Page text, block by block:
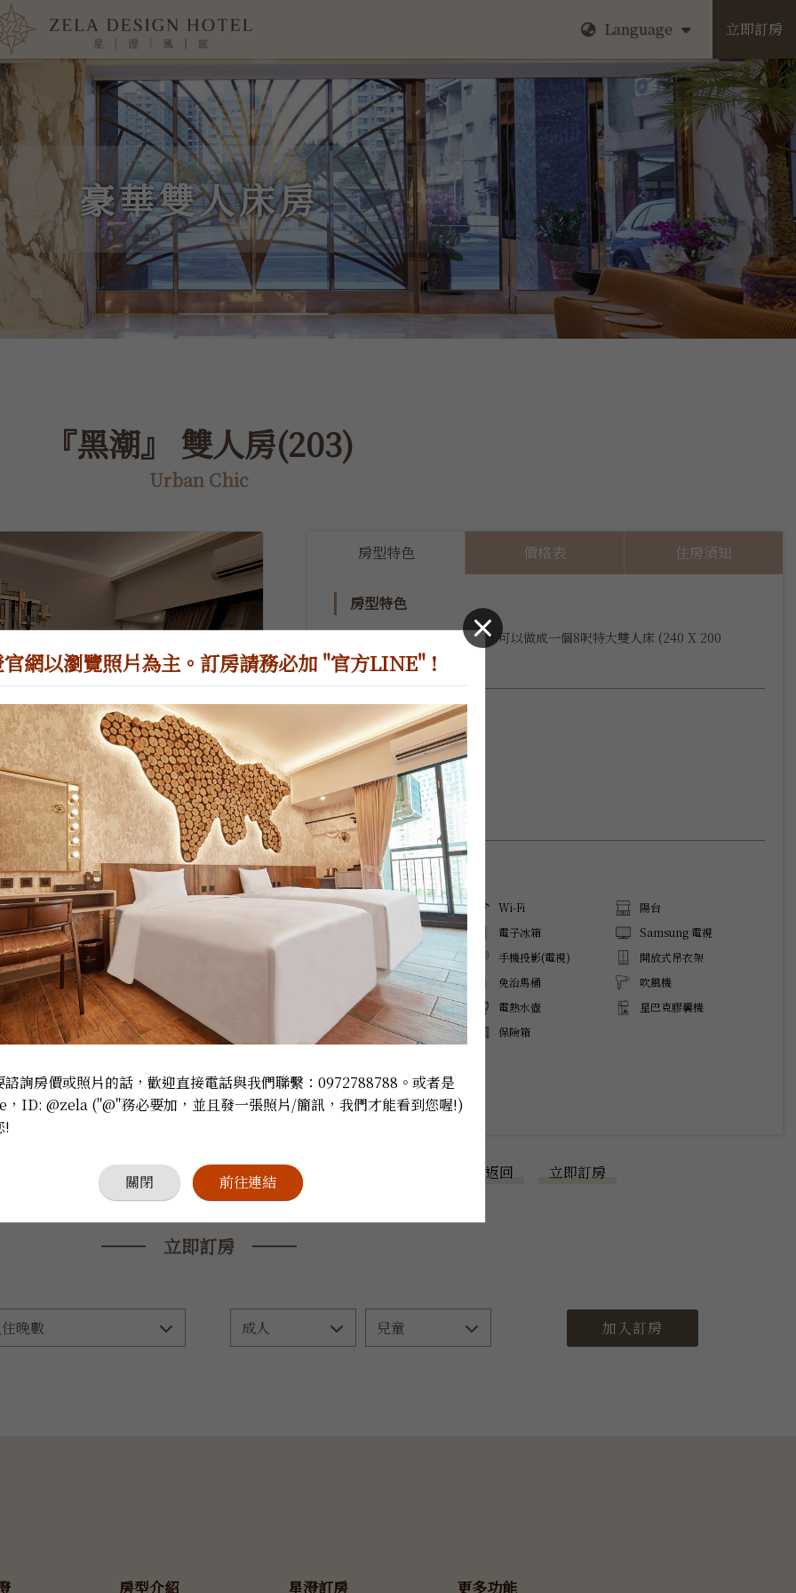
Language 立即訂房
豪華雙人床房
『黑潮』 雙人房(203)
Urban Chic
房型特色 價格表 住房須知
房型特色
#203 (黑潮) 房間總共有8坪，可以做成一個8呎特大雙人床 (240 X 200
cm)，附有一個標準浴缸。
房型規格
入住人數：
x 2
客房床型：8呎特大雙人床
房間大小：8
能否加床：無
設備與服務
禁菸 Wi-Fi
陽台
三菱空調
電子冰箱
Samsung 電視
手機投影(電視)
開放式吊衣架
浴缸
免治馬桶
吹風機
拖鞋
電熱水壺
星巴克膠囊機
迷你吧檯
保險箱
返回 立即訂房
立即訂房
加入訂房
房型介紹 星澄訂房 更多功能
網以瀏覽照片為主。訂房請務必加 "官方LINE" !
諮詢房價或照片的話，歡迎直接電話與我們聯繫：0972788788。或者是
ID: @zela ("@"務必要加，並且發一張照片/簡訊，我們才能看到您喔!)
!
關閉 前往連結